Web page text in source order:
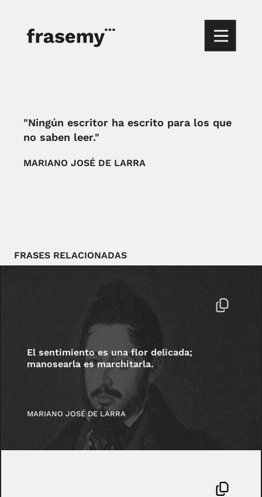
"Ningún escritor ha escrito para los que
no saben leer."
MARIANO JOSÉ DE LARRA
FRASES RELACIONADAS
El sentimiento es una flor delicada;
manosearla es marchitarla.
MARIANO JOSÉ DE LARRA